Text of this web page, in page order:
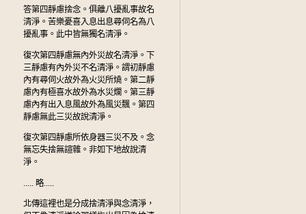
答第四靜慮捨念。俱離八擾亂事故名
清淨。苦樂憂喜入息出息尋伺名為八
擾亂事。此中皆無獨名清淨。
復次第四靜慮無內外災故名清淨。下
三靜慮有內外災不名清淨。謂初靜慮
內有尋伺火故外為火災所燒。第二靜
慮內有極喜水故外為水災爛。第三靜
慮內有出入息風故外為風災飄。第四
靜慮無此三災故說清淨。
復次第四靜慮所依身器三災不及。念
無忘失捨無諠雜。非如下地故說清
淨。
..... 略.....
北傳這裡也是分成捨清淨與念清淨，